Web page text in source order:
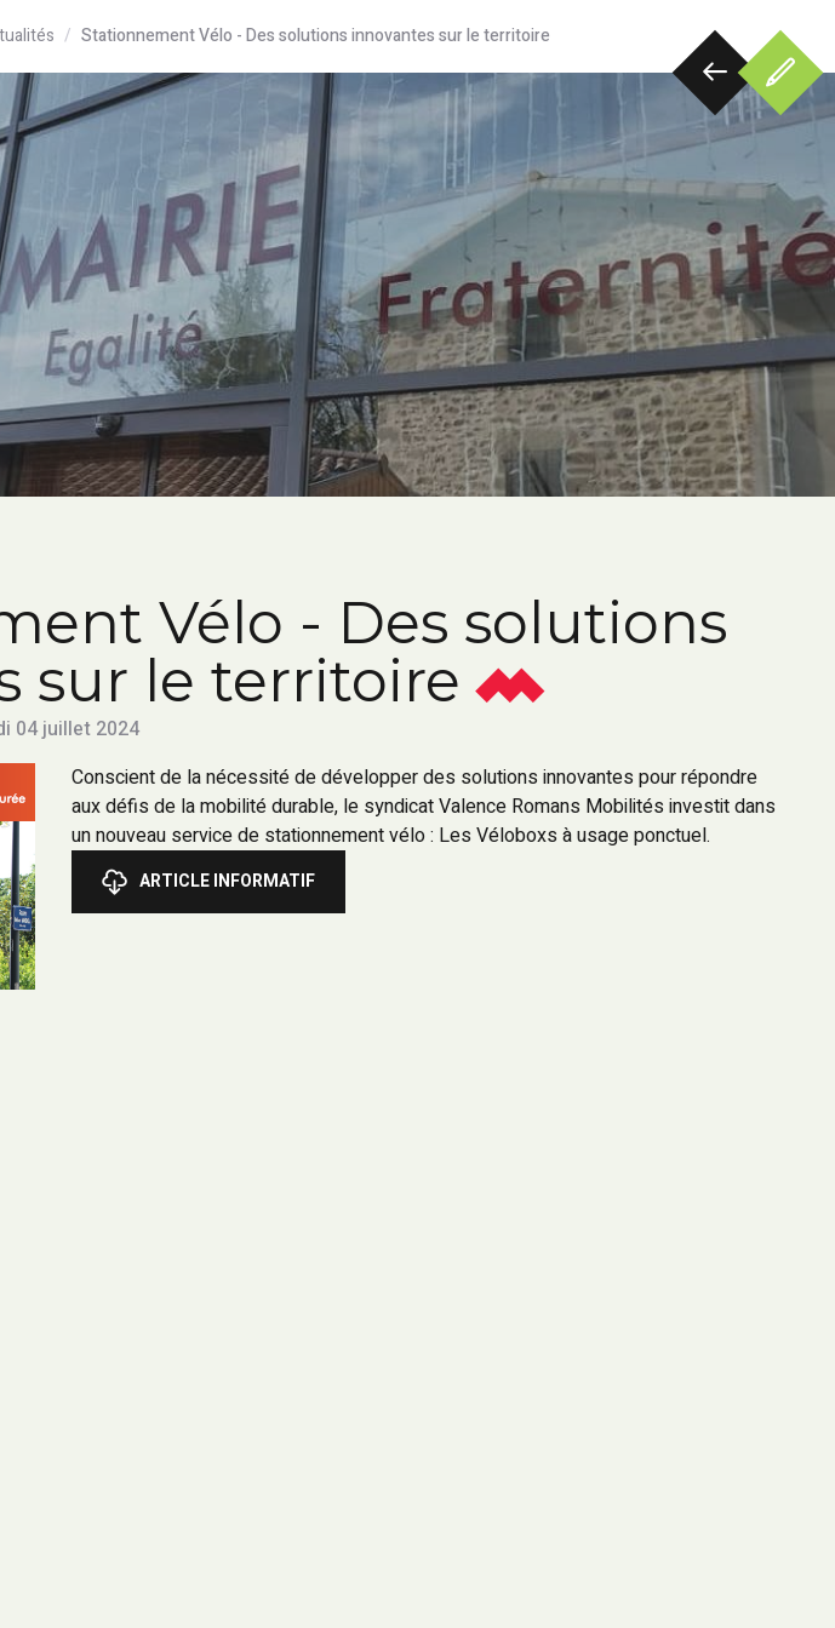
Stationnement Vélo - Des solutions innovantes sur le territoire
Vélo - Des solutions
sur le territoire
04 juillet 2024
Conscient de la nécessité de développer des solutions innovantes pour répondre
aux défis de la mobilité durable, le syndicat Valence Romans Mobilités investit dans
un nouveau service de stationnement vélo : Les Véloboxs à usage ponctuel.
ARTICLE INFORMATIF